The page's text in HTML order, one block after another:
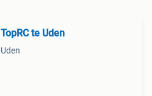
TopRC te Uden
Uden